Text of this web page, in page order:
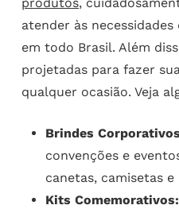
atender às
em todo Brasil. Além
projetadas para fazer
qualquer ocasião. Veja
Brindes
convenções e
canetas, camisetas
Kits Comemorativos: